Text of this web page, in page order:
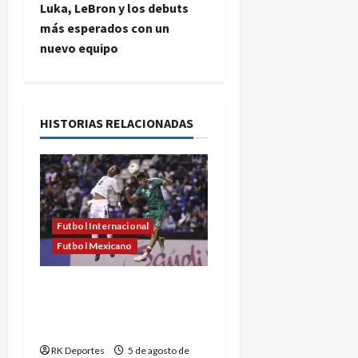
e
g
c
i
ó
n
d
n
Luka, LeBron y los debuts
más esperados con un
nuevo equipo
HISTORIAS RELACIONADAS
Futbol Internacional
Futbol Mexicano
RK Deportes
5 de agosto de